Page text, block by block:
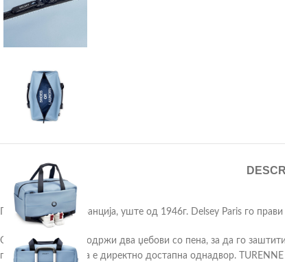
Произведени во Франција, уште од 1946г. Delsey Paris го
Оваа патна торба содржи два џебови со пена, за да го
посебната преграда е директно достапна однадвор.